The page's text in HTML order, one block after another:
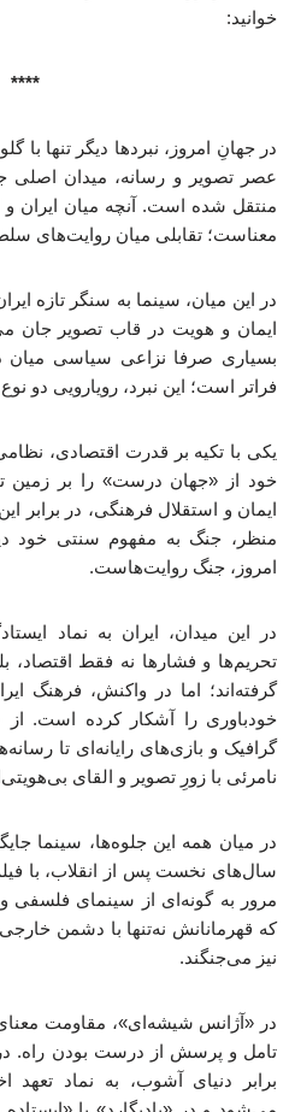
خوانید:
****
در جهانِ امروز، نبردها دیگر تنها با
عصر تصویر و رسانه، میدان اصلی
منتقل شده است. آنچه میان ایران و
معناست؛ تقابلی میان روایت‌های
در این میان، سینما به سنگر تازه
ایمان و هویت در قاب تصویر جان
بسیاری صرفا نزاعی سیاسی میان
فراتر است؛ این نبرد، رویارویی دو
یکی با تکیه بر قدرت اقتصادی،
خود از «جهان درست» را بر زمین
ایمان و استقلال فرهنگی، در برابر
منظر، جنگ به مفهوم سنتی خود
امروز، جنگ روایت‌هاست.
در این میدان، ایران به نماد
تحریم‌ها و فشارها نه ‌فقط
گرفته‌اند؛ اما در واکنش، فرهنگ
خودباوری را آشکار کرده است.
گرافیک و بازی‌های رایانه‌ای تا
نامرئی با زورِ تصویر و القای
در میان همه این جلوه‌ها، سینما
سال‌های نخست پس از انقلاب، با
مرور به گونه‌ای از سینمای فلسفی
که قهرمانانش نه‌تنها با دشمن
نیز می‌جنگند.
در «آژانس شیشه‌ای»، مقاومت معنای
تامل و پرسش از درست‌ بودن راه. در
برابر دنیای آشوب، به نماد تعهد